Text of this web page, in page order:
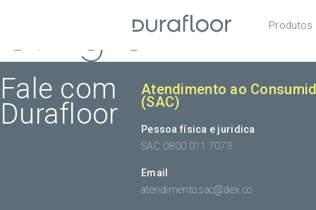
Produtos
Single
Fale com
Durafloor
Atendimento ao
(SAC)
Pessoa física e juridica
SAC: 0800 011 7073
Email
atendimento.sac@dex.co